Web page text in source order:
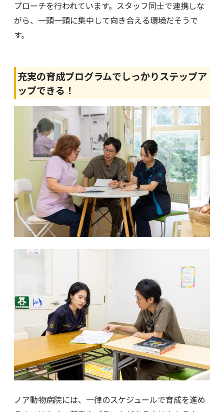
プローチを行われています。スタッフ同士で連携しな
がら、一頭一頭に集中して向き合える環境だそうで
す。
充実の育成プログラムでしっかりステップア
ップできる！
ノア動物病院には、一律のスケジュールで育成を進め